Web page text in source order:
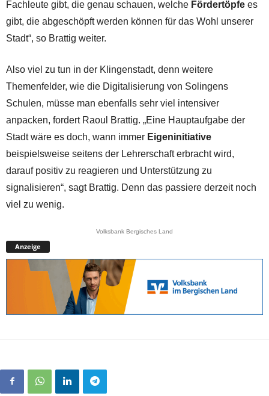
Fachleute gibt, die genau schauen, welche Fördertöpfe es
gibt, die abgeschöpft werden können für das Wohl unserer
Stadt“, so Brattig weiter.
Also viel zu tun in der Klingenstadt, denn weitere
Themenfelder, wie die Digitalisierung von Solingens
Schulen, müsse man ebenfalls sehr viel intensiver
anpacken, fordert Raoul Brattig. „Eine Hauptaufgabe der
Stadt wäre es doch, wann immer Eigeninitiative
beispielsweise seitens der Lehrerschaft erbracht wird,
darauf positiv zu reagieren und Unterstützung zu
signalisieren“, sagt Brattig. Denn das passiere derzeit noch
viel zu wenig.
Volksbank Bergisches Land
Anzeige